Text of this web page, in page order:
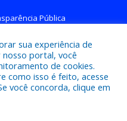
Pública
de Brejo Grande do
sua experiência de
portal, você
de cookies.
como isso é feito, acesse
você concorda, clique em